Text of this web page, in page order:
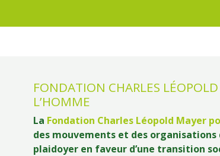
Titre
FONDATION CHARLES
L’HOMME
La Fondation Charles Léopold Mayer
des mouvements et des
plaidoyer en faveur d’une transition